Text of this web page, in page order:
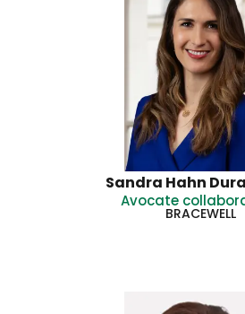
Sandra Hahn
Avocate
BRACEWELL